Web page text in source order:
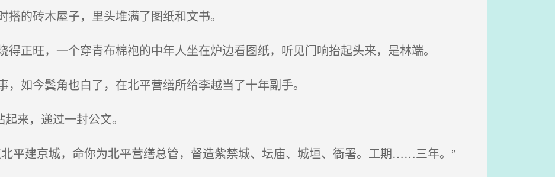
的砖木屋子，里头堆满了图纸和文书。
正旺，一个穿青布棉袍的中年人坐在炉边看图纸，听见门响抬起头来，是林端。
如今鬓角也白了，在北平营缮所给李越当了十年副手。
来，递过一封公文。
平建京城，命你为北平营缮总管，督造紫禁城、坛庙、城垣、衙署。工期……三年。”